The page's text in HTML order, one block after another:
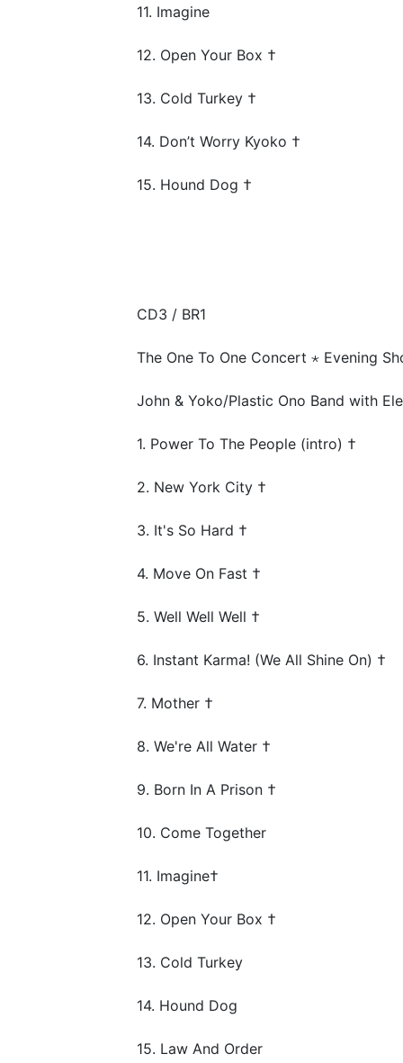
11. Imagine
12. Open Your Box †
13. Cold Turkey †
14. Don’t Worry Kyoko †
15. Hound Dog †
CD3 / BR1
The One To One Concert ⋆ Evening
John & Yoko/Plastic Ono Band with
1. Power To The People (intro) †
2. New York City †
3. It's So Hard †
4. Move On Fast †
5. Well Well Well †
6. Instant Karma! (We All Shine On) †
7. Mother †
8. We're All Water †
9. Born In A Prison †
10. Come Together
11. Imagine†
12. Open Your Box †
13. Cold Turkey
14. Hound Dog
15. Law And Order